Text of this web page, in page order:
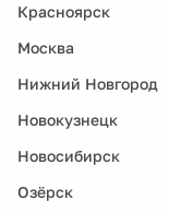
Красноярск
Москва
Нижний Новгород
Новокузнецк
Новосибирск
Озёрск